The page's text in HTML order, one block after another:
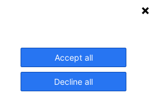
Accept all
Decline all